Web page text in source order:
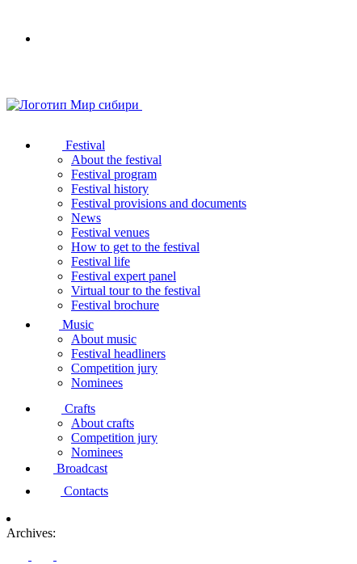
browser
Festival
About the festival
Festival program
Festival history
Festival provisions and documents
News
Festival venues
How to get to the festival
Festival life
Festival expert panel
Virtual tour to the festival
Festival brochure
Music
About music
Festival headliners
Competition jury
Nominees
Crafts
About crafts
Competition jury
Nominees
Broadcast
Contacts
Archives: